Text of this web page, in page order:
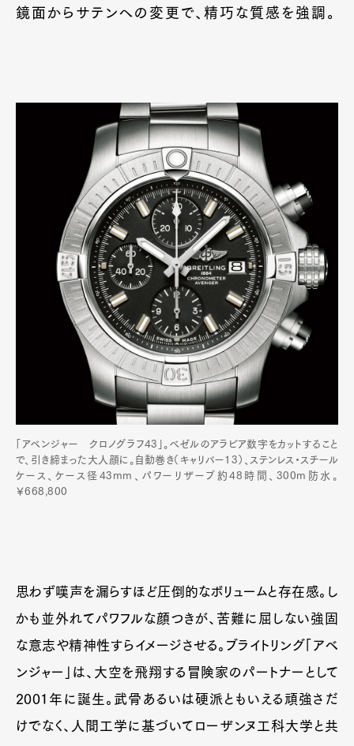
鏡面からサテンへの変更で、精巧な質感を強調。
「アベンジャー クロノグラフ43」。ベゼルのアラビア数字をカットすること
で、引き締まった大人顔に。自動巻き（キャリバー13）、ステンレス・スチール
ケース、ケース径43mm、パワーリザーブ約48時間、300m防水。
￥668,800
思わず嘆声を漏らすほど圧倒的なボリュームと存在感。し
かも並外れてパワフルな顔つきが、苦難に屈しない強固
な意志や精神性すらイメージさせる。ブライトリング「アベ
ンジャー」は、大空を飛翔する冒険家のパートナーとして
2001年に誕生。武骨あるいは硬派ともいえる頑強さだ
けでなく、人間工学に基づいてローザンヌ工科大学と共